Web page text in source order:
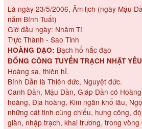
Là ngày 23/5/2006, Âm lịch (ngày Mậu
năm Bính Tuất)
Giờ đầu ngày: Nhâm Tí
Trực Thành - Sao Tinh
HOÀNG ĐẠO: Bạch hổ hắc đạo
ĐỔNG CÔNG TUYỂN TRẠCH NHẬT
Hoàng sa, thiên hỉ.
Bính Dần là Thiên đức, Nguyệt đức.
Canh Dần, Mậu Dần, Giáp Dần có
hoàng, Địa hoàng, Kim ngân khố lâu,
những cát tinh cùng chiếu, hưng công,
giàn, nhập trạch, khai trương, trong vòng